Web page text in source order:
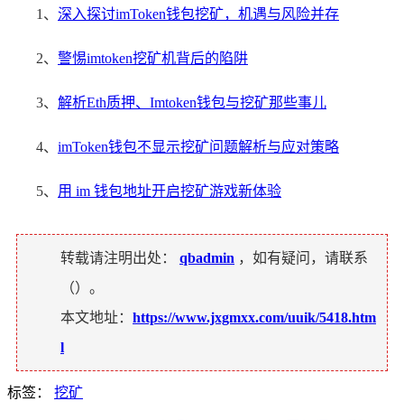
1、 深入探讨imToken钱包挖矿，机遇与风险并存
2、 警惕imtoken挖矿机背后的陷阱
3、 解析Eth质押、Imtoken钱包与挖矿那些事儿
4、 imToken钱包不显示挖矿问题解析与应对策略
5、 用 im 钱包地址开启挖矿游戏新体验
转载请注明出处： qbadmin ，如有疑问，请联系
（）。
本文地址： https://www.jxgmxx.com/uuik/5418.htm
l
标签： 挖矿